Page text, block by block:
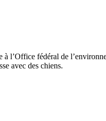
l’Office fédéral de
avec des chiens.